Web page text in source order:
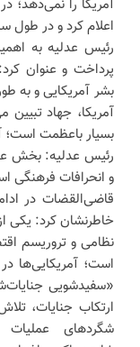
آمریکا را نمی‌دهد؛
اعلام کرد و در طول
رئیس عدلیه به
پرداخت و عنوان
بشر آمریکایی و به
آمریکا، جهاد
بسیار باعظمت است؛
رئیس عدلیه: بخش
و انحرافات فرهنگی
قاضی‌القضات در
خاطرنشان کرد: یکی
نظامی و تروریسم
است؛ آمریکایی‌ها
«سفیدشویی
ارتکاب جنایات،
شگرد‌های عملیات